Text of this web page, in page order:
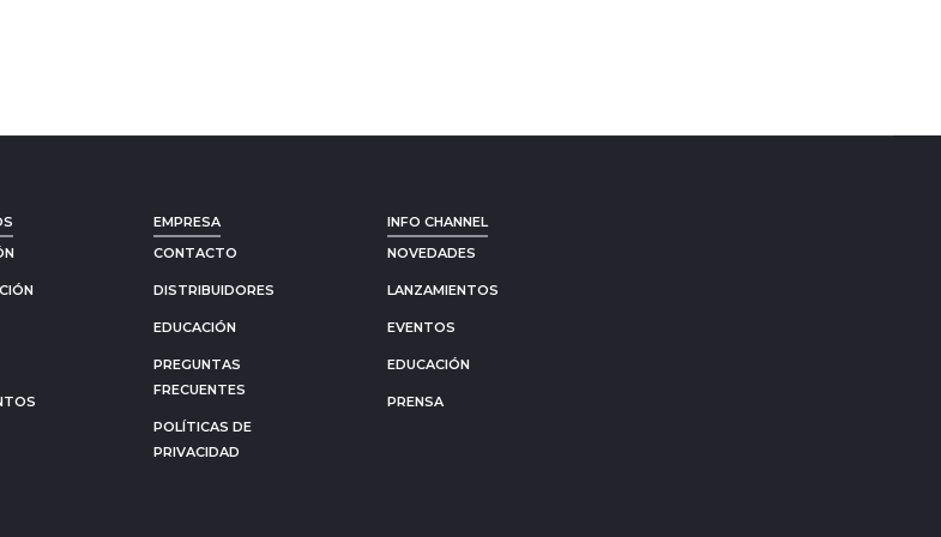
EMPRESA
CONTACTO
DISTRIBUIDORES
EDUCACIÓN
PREGUNTAS
FRECUENTES
POLÍTICAS DE
PRIVACIDAD
INFO CHANNEL
NOVEDADES
LANZAMIENTOS
EVENTOS
EDUCACIÓN
PRENSA